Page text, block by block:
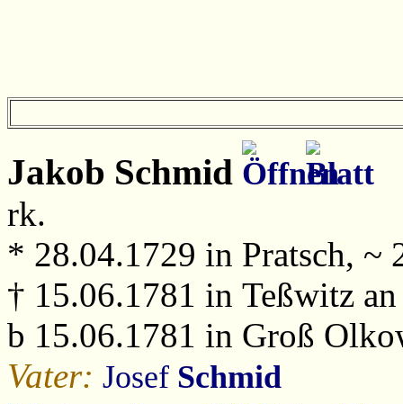
Jakob Schmid
rk.
* 28.04.1729 in Pratsch, ~
† 15.06.1781 in Teßwitz
b 15.06.1781 in Groß
Vater: Josef Schmid